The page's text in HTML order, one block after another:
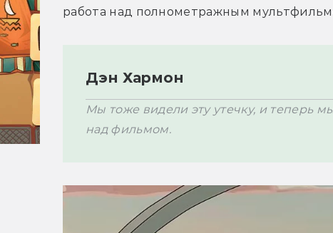
Дэн Хармон
Мы тоже видели эту утечку, и теперь
над фильмом.